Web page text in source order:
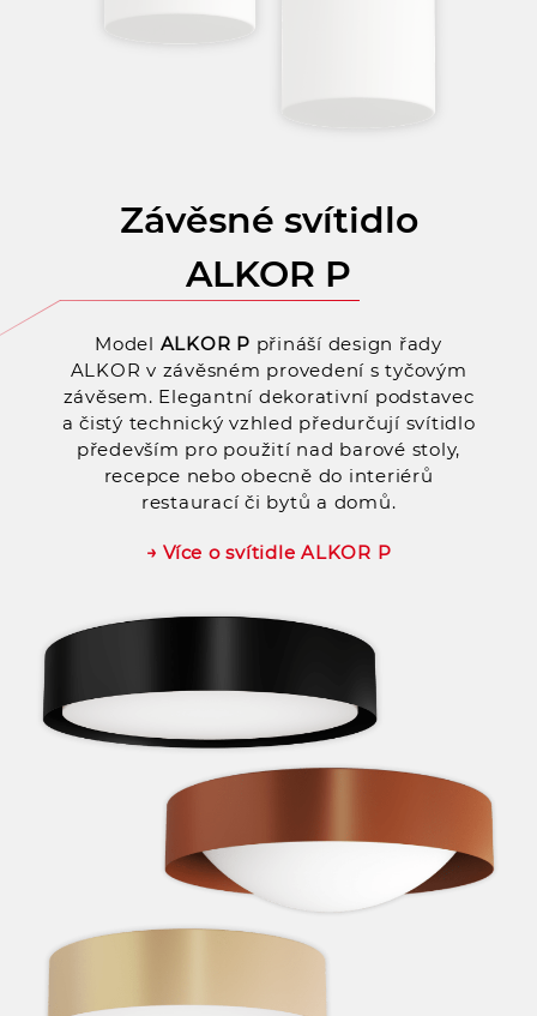
Závěsné svítidlo
ALKOR P
Model ALKOR P přináší design řady
ALKOR v závěsném provedení s tyčovým
závěsem. Elegantní dekorativní podstavec
a čistý technický vzhled předurčují svítidlo
především pro použití nad barové stoly,
recepce nebo obecně do interiérů
restaurací či bytů a domů.
→ Více o svítidle ALKOR P